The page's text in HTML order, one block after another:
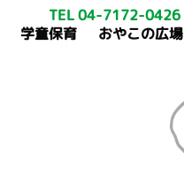
学童保育 おやこの広場
TEL 04-7172-0426